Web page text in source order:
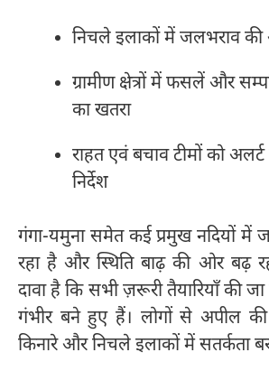
निचले इलाकों में जलभराव
ग्रामीण क्षेत्रों में फसलें और
का खतरा
राहत एवं बचाव टीमों को
निर्देश
गंगा-यमुना समेत कई प्रमुख नदियों में
रहा है और स्थिति बाढ़ की ओर बढ़
दावा है कि सभी ज़रूरी तैयारियाँ की
गंभीर बने हुए हैं। लोगों से अपील
किनारे और निचले इलाकों में सतर्कता